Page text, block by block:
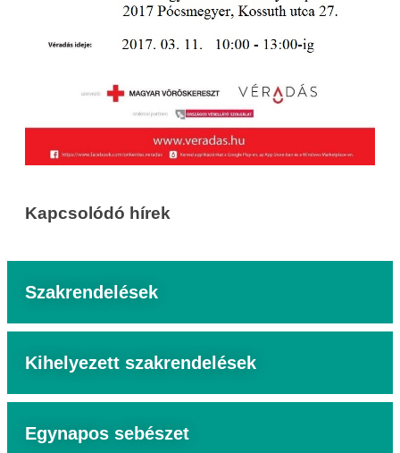
Kapcsolódó hírek
Szakrendelések
Kihelyezett szakrendelések
Egynapos sebészet